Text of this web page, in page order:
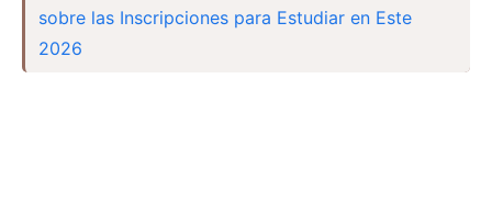
sobre las Inscripciones para Estudiar en Este
2026